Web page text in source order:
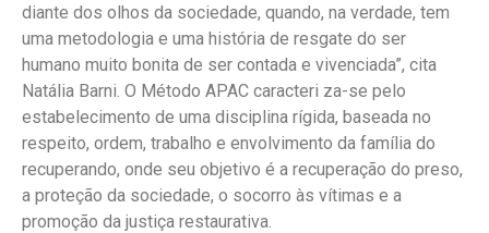
diante dos olhos da sociedade, quando, na verdade, tem
uma metodologia e uma história de resgate do ser
humano muito bonita de ser contada e vivenciada”, cita
Natália Barni. O Método APAC caracteri za-se pelo
estabelecimento de uma disciplina rígida, baseada no
respeito, ordem, trabalho e envolvimento da família do
recuperando, onde seu objetivo é a recuperação do preso,
a proteção da sociedade, o socorro às vítimas e a
promoção da justiça restaurativa.